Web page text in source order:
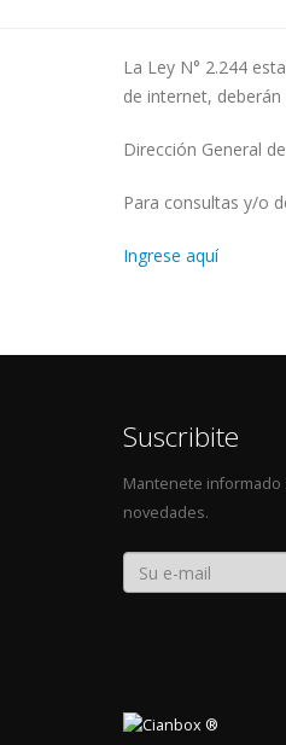
La Ley N° 2.244
de internet,
Dirección General
Para consultas y/o
Ingrese aquí
Suscribite
Mantenete informado
novedades.